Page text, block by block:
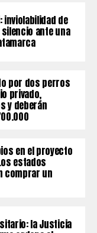
inviolabilidad de
ante una
por dos perros
privado,
y deberán
en el proyecto
estados
comprar un
la Justicia